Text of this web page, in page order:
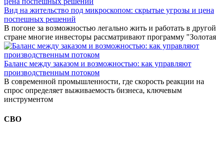
Вид на жительство под микроскопом: скрытые угрозы и цена
поспешных решений
В погоне за возможностью легально жить и работать в другой
стране многие инвесторы рассматривают программу "Золотая
Баланс между заказом и возможностью: как управляют
производственным потоком
В современной промышленности, где скорость реакции на
спрос определяет выживаемость бизнеса, ключевым
инструментом
СВО